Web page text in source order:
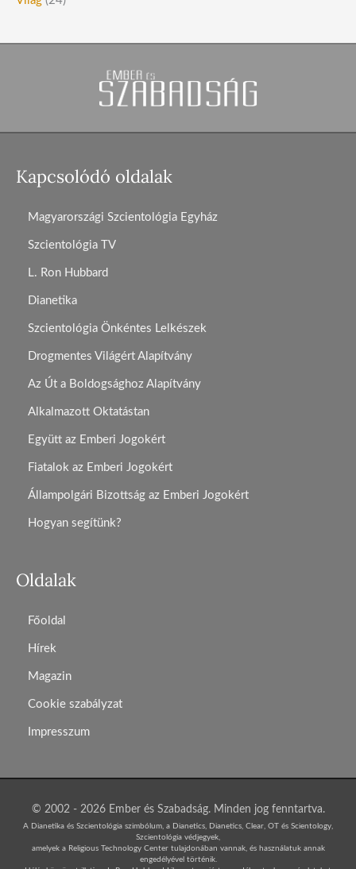
Kapcsolódó oldalak
Magyarországi Szcientológia Egyház
Szcientológia TV
L. Ron Hubbard
Dianetika
Szcientológia Önkéntes Lelkészek
Drogmentes Világért Alapítvány
Az Út a Boldogsághoz Alapítvány
Alkalmazott Oktatástan
Együtt az Emberi Jogokért
Fiatalok az Emberi Jogokért
Állampolgári Bizottság az Emberi Jogokért
Hogyan segítünk?
Oldalak
Főoldal
Hírek
Magazin
Cookie szabályzat
Impresszum
© 2002 - 2026 Ember és Szabadság. Minden jog fenntartva.
A Dianetika és Szcientológia szimbólum, a Dianetics, Dianetics, Clear, OT és Scientology,
Szcientológia védjegyek,
amelyek a Religious Technology Center tulajdonában vannak, és használatuk annak
engedélyével történik.